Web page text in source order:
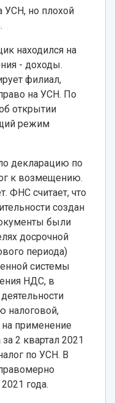
УСН, но плохой
находился на
- доходы.
филиал,
на УСН. По
открытии
режим
декларацию по
к возмещению.
ФНС считает, что
создан
были
досрочной
периода)
системы
НДС, в
налоговой,
на применение
2 квартал 2021
по УСН. В
года.